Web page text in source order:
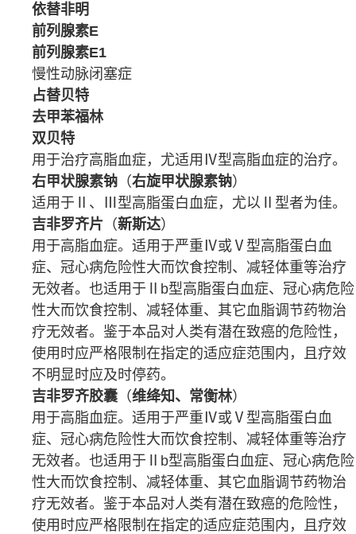
依替非明
前列腺素E
前列腺素E1
慢性动脉闭塞症
占替贝特
去甲苯福林
双贝特
用于治疗高脂血症，尤适用Ⅳ型高脂血症的治疗。
右甲状腺素钠 （右旋甲状腺素钠）
适用于Ⅱ、Ⅲ型高脂蛋白血症，尤以Ⅱ型者为佳。
吉非罗齐片 （新斯达）
用于高脂血症。适用于严重Ⅳ或Ⅴ型高脂蛋白血
症、 冠心病危险性大而饮食控制、减轻体重等治疗
无效者。也适用于Ⅱb型高脂蛋白血症、冠心病危险
性大而饮食控制、减轻体重、其它血脂调节药物治
疗无效者。鉴于本品对人类有潜在致癌的危险性，
使用时应严格限制在指定的适应症范围内，且疗效
不明显时应及时停药。
吉非罗齐胶囊 （维绛知、常衡林）
用于高脂血症。适用于严重Ⅳ或Ⅴ型高脂蛋白血
症、 冠心病危险性大而饮食控制、减轻体重等治疗
无效者。也适用于Ⅱb型高脂蛋白血症、冠心病危险
性大而饮食控制、减轻体重、其它血脂调节药物治
疗无效者。鉴于本品对人类有潜在致癌的危险性，
使用时应严格限制在指定的适应症范围内，且疗效